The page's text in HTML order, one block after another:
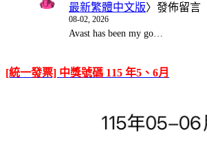
最新繁體中文版〉發佈留言
08-02, 2026
Avast has been my go…
[統一發票] 中獎號碼 115 年5、6月